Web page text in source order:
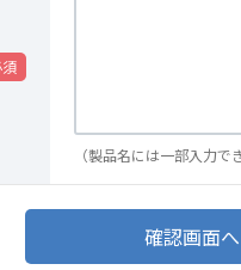
（製品名には一部入力